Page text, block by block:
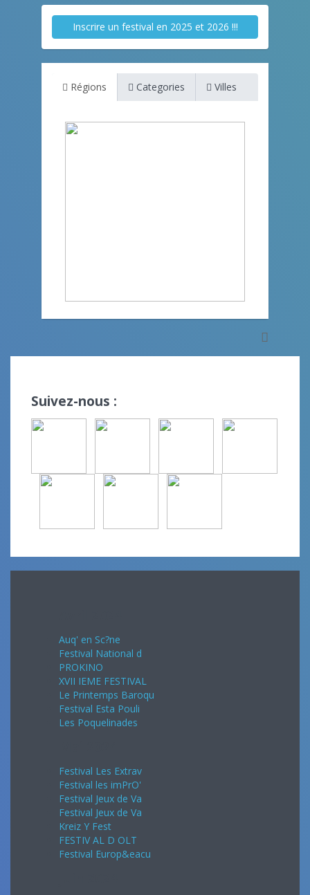
Inscrire un festival en 2025 et 2026 !!!
Régions Categories Villes
Suivez-nous :
Auq' en Sc?ne
Festival National d
PROKINO
XVII IEME FESTIVAL
Le Printemps Baroqu
Festival Esta Pouli
Les Poquelinades
Festival Les Extrav
Festival les imPrO'
Festival Jeux de Va
Festival Jeux de Va
Kreiz Y Fest
FESTIV AL D OLT
Festival Europ&eacu